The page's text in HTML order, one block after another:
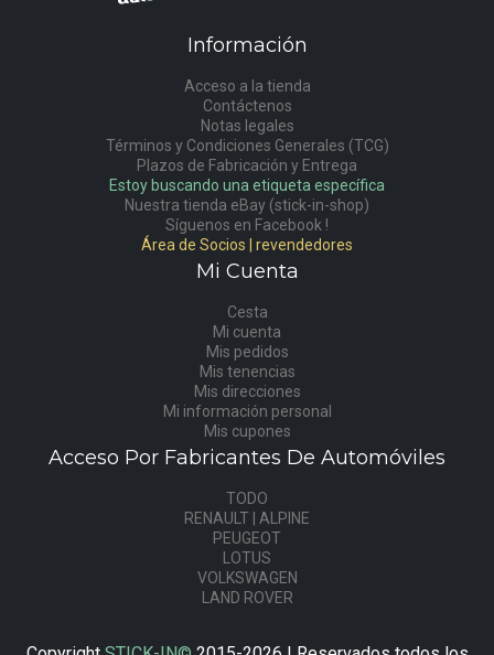
Información
Acceso a la tienda
Contáctenos
Notas legales
Términos y Condiciones Generales (TCG)
Plazos de Fabricación y Entrega
Estoy buscando una etiqueta específica
Nuestra tienda eBay (stick-in-shop)
Síguenos en Facebook !
Área de Socios | revendedores
Mi Cuenta
Cesta
Mi cuenta
Mis pedidos
Mis tenencias
Mis direcciones
Mi información personal
Mis cupones
Acceso Por Fabricantes De Automóviles
TODO
RENAULT | ALPINE
PEUGEOT
LOTUS
VOLKSWAGEN
LAND ROVER